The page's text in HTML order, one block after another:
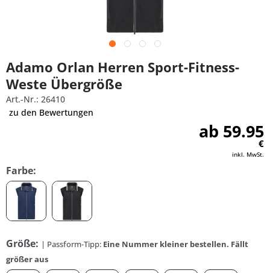
Adamo Orlan Herren Sport-Fitness-
Weste Übergröße
Art.-Nr.: 26410
zu den Bewertungen
ab 59.95
€
inkl. MwSt.
Farbe:
Größe: | Passform-Tipp: Eine Nummer kleiner bestellen. Fällt
größer aus